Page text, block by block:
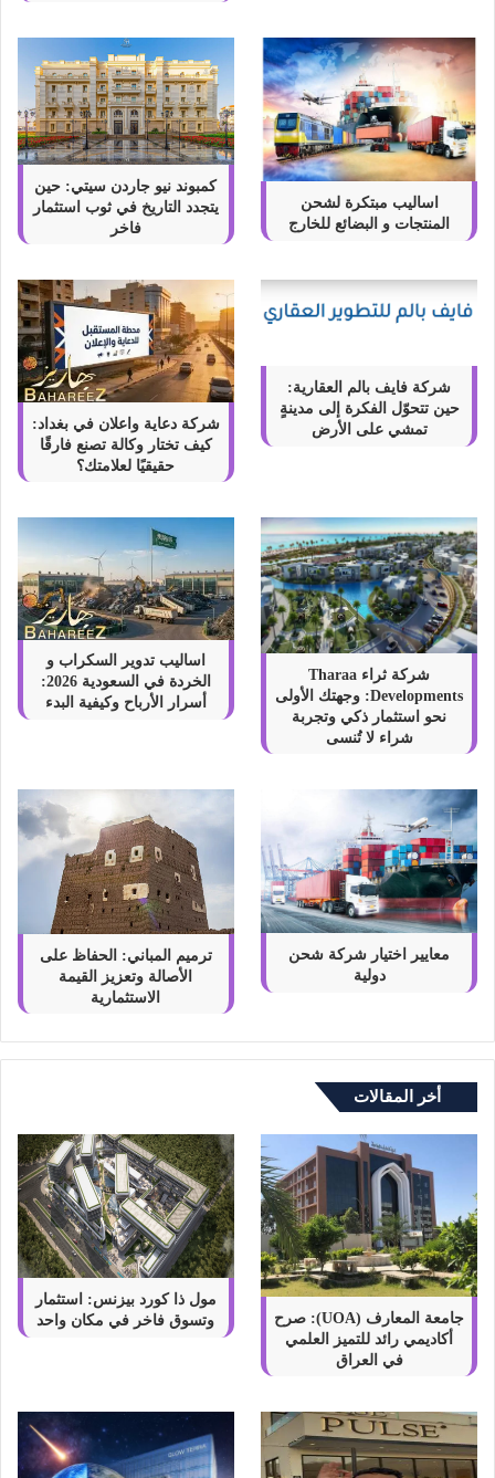
اساليب مبتكرة لشحن
المنتجات و البضائع للخارج
كمبوند نيو جاردن سيتي: حين
يتجدد التاريخ في ثوب استثمار
فاخر
شركة فايف بالم العقارية:
حين تتحوّل الفكرة إلى مدينةٍ
تمشي على الأرض
شركة دعاية واعلان في بغداد:
كيف تختار وكالة تصنع فارقًا
حقيقيًا لعلامتك؟
شركة ثراء Tharaa
Developments: وجهتك الأولى
نحو استثمار ذكي وتجربة
شراء لا تُنسى
اساليب تدوير السكراب و
الخردة في السعودية 2026:
أسرار الأرباح وكيفية البدء
معايير اختيار شركة شحن
دولية
ترميم المباني: الحفاظ على
الأصالة وتعزيز القيمة
الاستثمارية
أخر المقالات
جامعة المعارف (UOA): صرح
أكاديمي رائد للتميز العلمي
في العراق
مول ذا كورد بيزنس: استثمار
وتسوق فاخر في مكان واحد